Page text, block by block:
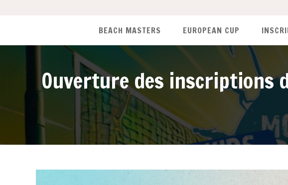
BEACH MASTERS EUROPEAN CUP
Ouverture des inscriptions